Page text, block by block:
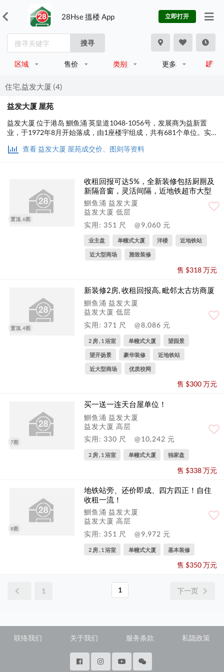
28Hse 搵楼 App 立即打开
搜寻
区域 售价 类别 更多
住宅,益发大厦 (4)
益发大厦 屋苑
益发大厦 位于港岛 鰂鱼涌 英皇道1048-1056号，发展商为益新置
业，于1972年8月开始落成，由1座楼宇组成，共有681个单位。实
学校网在14区，中学校区在东区。
查看 益发大厦 屋苑成交价、图则等资料
置顶, 6图
收租回报可达5%，全新装修包括厨厠及
新隔音窗，灵活间隔，近地铁超市大型
商场
鰂鱼涌 益发大厦
益发大厦 低层
实用: 351 尺
@9,060 元
业主盘 单幢式大厦 洋楼 近地铁站
近大型商场 雅致装修
售 $318 万元
置顶, 4图
新装修2房, 收租回报高, 毗邻太古坊商厦
鰂鱼涌 益发大厦
益发大厦 低层
实用: 371 尺
@8,086 元
2 房 , 1 浴室 单幢式大厦 望园景
望开扬景 豪华装修 近地铁站
近大型商场 优质校网
售 $300 万元
7图
买一送一连天台屋单位！
鰂鱼涌 益发大厦
益发大厦 高层
实用: 330 尺
@10,242 元
2 房 , 1 浴室 单幢式大厦 独家盘
售 $338 万元
8图
地铁站旁、还价即成、四方四正！自住
收租一流！
鰂鱼涌 益发大厦
益发大厦 高层
实用: 351 尺
@9,972 元
2 房 , 1 浴室 单幢式大厦 基本装修
售 $350 万元
1 1 下一页
联络我们 关于我们 服务条款 私隐政策